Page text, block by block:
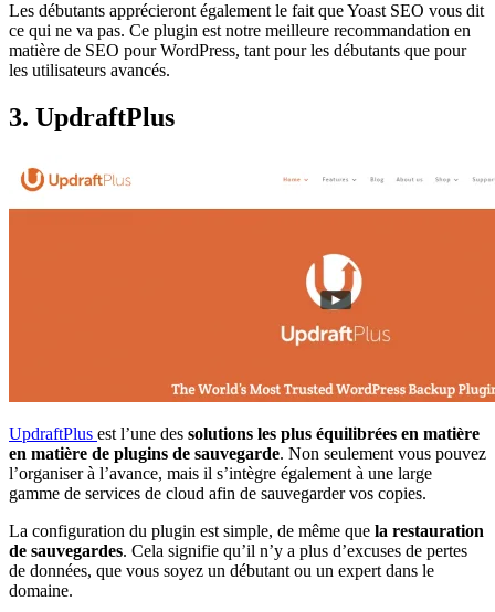
Les débutants apprécieront également le fait que Yoast SEO vous dit
ce qui ne va pas. Ce plugin est notre meilleure recommandation en
matière de SEO pour WordPress, tant pour les débutants que pour
les utilisateurs avancés.
3. UpdraftPlus
UpdraftPlus est l’une des solutions les plus équilibrées en matière
en matière de plugins de sauvegarde. Non seulement vous pouvez
l’organiser à l’avance, mais il s’intègre également à une large
gamme de services de cloud afin de sauvegarder vos copies.
La configuration du plugin est simple, de même que la restauration
de sauvegardes. Cela signifie qu’il n’y a plus d’excuses de pertes
de données, que vous soyez un débutant ou un expert dans le
domaine.